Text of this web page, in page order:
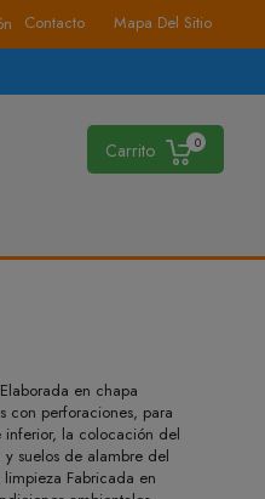
Contacto Mapa Del Sitio
Carrito 0
en chapa
con perforaciones, para
la colocación del
suelos de alambre del
Fabricada en